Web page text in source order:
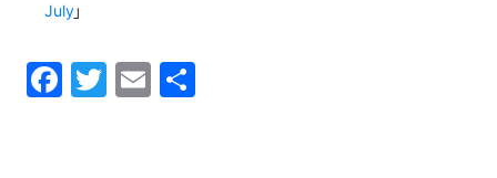
July」
F
T
E